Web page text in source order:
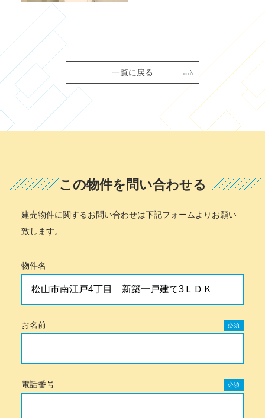
一覧に戻る
この物件を問い合わせる
建売物件に関するお問い合わせは下記フォームよりお願い
致します。
物件名
お名前 必須
電話番号 必須